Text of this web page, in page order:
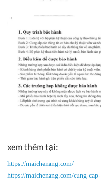
xem thêm tại:
https://maichenang.com/
https://maichenang.com/​cung-